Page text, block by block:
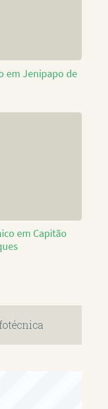
em Jenipapo de
em Capitão